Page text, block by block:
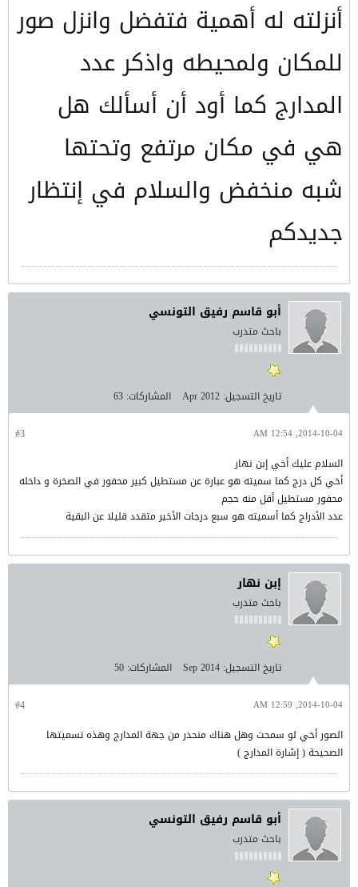
أنزلته له أهمية فتفضل وانزل صور
للمكان ولمحيطه واذكر عدد
المدارج كما أود أن أسألك هل
هي في مكان مرتفع وتحتها
شبه منخفض والسلام في إنتظار
جديدكم
أبو قاسم رفيق التونسي
باحث متدرب
تاريخ التسجيل: Apr 2012 المشاركات: 63
#3 2014-10-04, 12:54 AM
السلام عليك أخي إبن نهار
أخي كل درج كما سميته هو عبارة عن مستطيل كبير محفور في الصخرة و داخله
محفور مستطيل أقل منه حجم
عدد الأدراج كما أسميته هو سبع درجات الأخير متقدد قليلا عن البقية
إبن نهار
باحث متدرب
تاريخ التسجيل: Sep 2014 المشاركات: 50
#4 2014-10-04, 12:59 AM
الصور أخي لو سمحت وهل هناك منحدر من جهة المدارج وهذه تسميتها
الصحيحة ( إشارة المدارج )
أبو قاسم رفيق التونسي
باحث متدرب